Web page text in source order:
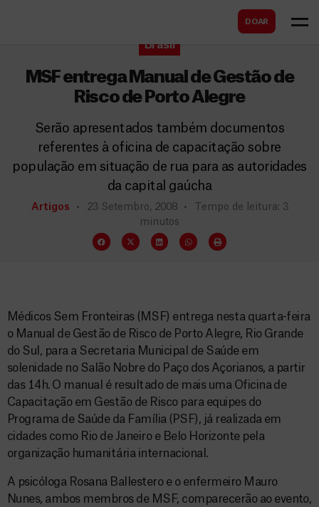
DOAR
r
Brasil
MSF entrega Manual de Gestão de
Risco de Porto Alegre
Serão apresentados também documentos
referentes à oficina de capacitação sobre
população em situação de rua para as autoridades
da capital gaúcha
Artigos 23 Setembro, 2008
Tempo de leitura: 3
minutos
Médicos Sem Fronteiras (MSF) entrega nesta quarta-feira
o Manual de Gestão de Risco de Porto Alegre, Rio Grande
do Sul, para a Secretaria Municipal de Saúde em
solenidade no Salão Nobre do Paço dos Açorianos, a partir
das 14h. O manual é resultado de mais uma Oficina de
Capacitação em Gestão de Risco para equipes do
Programa de Saúde da Família (PSF), já realizada em
cidades como Rio de Janeiro e Belo Horizonte pela
organização humanitária internacional.
A psicóloga Rosana Ballestero e o enfermeiro Mauro
Nunes, ambos membros de MSF, comparecerão ao evento,
s
c
a